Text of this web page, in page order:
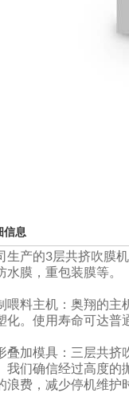
信息
生产的3层共挤吹膜
水膜，重包装膜等。
喂料主机：奥翔的主
化。使用寿命可达普
叠加模具：三层共挤
我们确信经过高度的
浪费，减少停机维护